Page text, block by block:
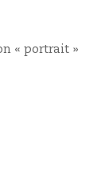
« portrait »